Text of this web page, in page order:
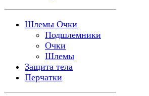
Шлемы Очки
Подшлемники
Очки
Шлемы
Защита тела
Перчатки